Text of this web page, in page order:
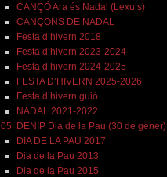
CANÇÓ Ara és Nadal (Lexu’s)
CANÇONS DE NADAL
Festa d’hivern 2018
Festa d’hivern 2023-2024
Festa d’hivern 2024-2025
FESTA D’HIVERN 2025-2026
Festa d’hivern guió
NADAL 2021-2022
05. DENIP Dia de la Pau (30 de gener)
DIA DE LA PAU 2017
Dia de la Pau 2013
Dia de la Pau 2015